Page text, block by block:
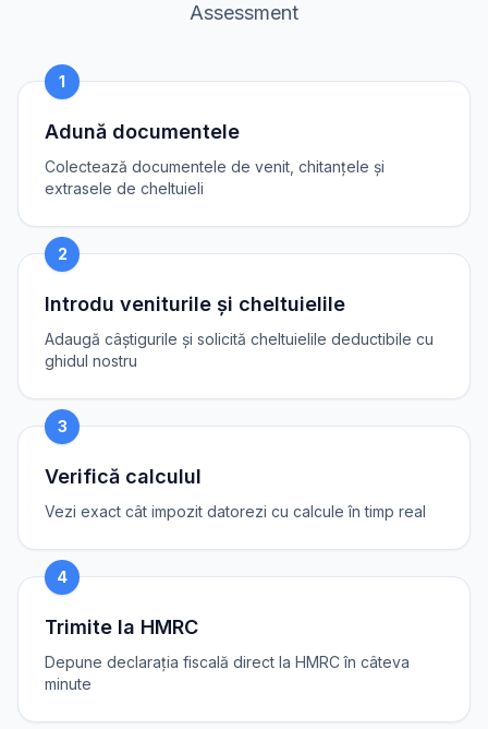
Assessment
1
Adună documentele
Colectează documentele de venit, chitanțele și
extrasele de cheltuieli
2
Introdu veniturile și cheltuielile
Adaugă câștigurile și solicită cheltuielile deductibile cu
ghidul nostru
3
Verifică calculul
Vezi exact cât impozit datorezi cu calcule în timp real
4
Trimite la HMRC
Depune declarația fiscală direct la HMRC în câteva
minute